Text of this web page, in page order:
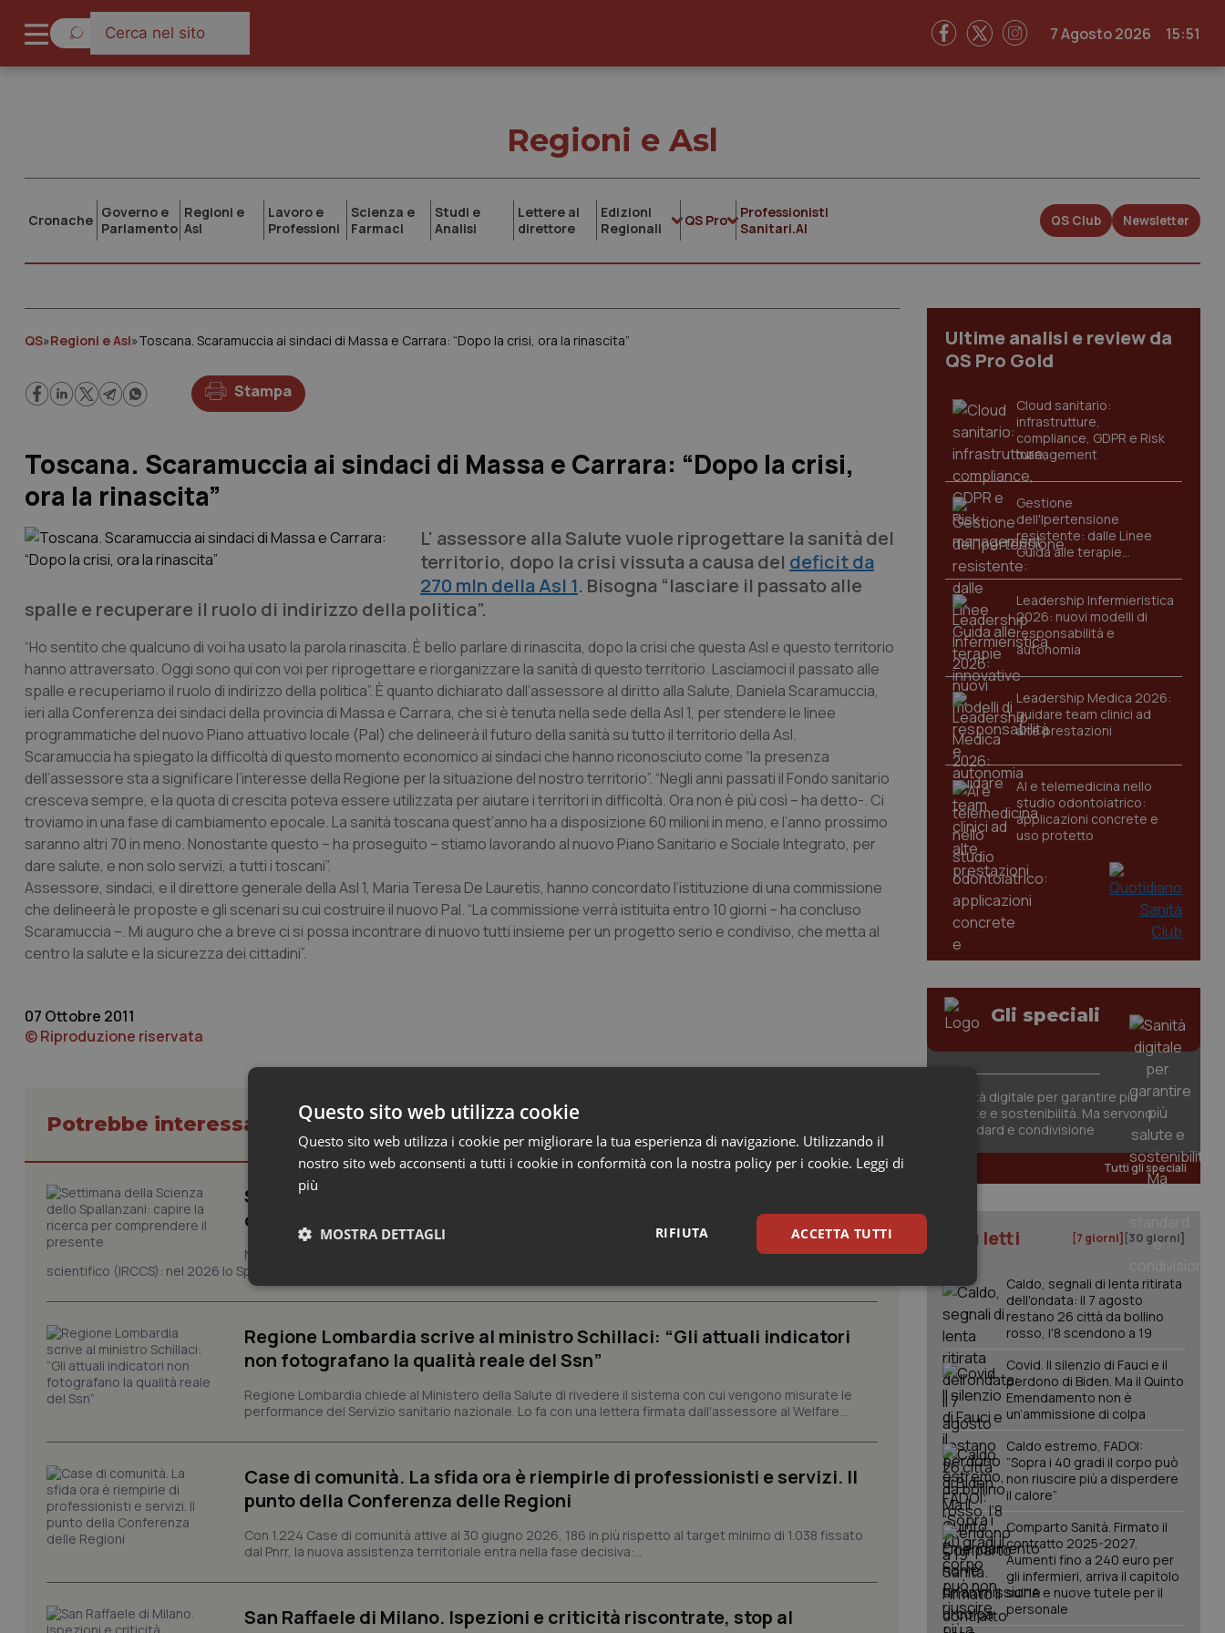
7 Agosto 2026 15:51
Regioni e Asl
Cronache Governo e
Parlamento
Regioni e
Asl
Lavoro e
Professioni
Scienza e
Farmaci
Studi e
Analisi
Lettere al
direttore
Edizioni
Regionali
QS Pro
Professionisti
Sanitari.AI
QS Club Newsletter
QS»Regioni e Asl»Toscana. Scaramuccia ai sindaci di Massa e Carrara: “Dopo la crisi, ora la rinascita”
Stampa
Toscana. Scaramuccia ai sindaci di Massa e Carrara: “Dopo la crisi,
ora la rinascita”
L' assessore alla Salute vuole riprogettare la sanità del
territorio, dopo la crisi vissuta a causa del deficit da
270 mln della Asl 1. Bisogna “lasciare il passato alle
spalle e recuperare il ruolo di indirizzo della politica”.
“Ho sentito che qualcuno di voi ha usato la parola rinascita. È bello parlare di rinascita, dopo la crisi che questa Asl e questo territorio
hanno attraversato. Oggi sono qui con voi per riprogettare e riorganizzare la sanità di questo territorio. Lasciamoci il passato alle
spalle e recuperiamo il ruolo di indirizzo della politica”. È quanto dichiarato dall’assessore al diritto alla Salute, Daniela Scaramuccia,
ieri alla Conferenza dei sindaci della provincia di Massa e Carrara, che si è tenuta nella sede della Asl 1, per stendere le linee
programmatiche del nuovo Piano attuativo locale (Pal) che delineerà il futuro della sanità su tutto il territorio della Asl.
Scaramuccia ha spiegato la difficoltà di questo momento economico ai sindaci che hanno riconosciuto come “la presenza
dell’assessore sta a significare l’interesse della Regione per la situazione del nostro territorio”. “Negli anni passati il Fondo sanitario
cresceva sempre, e la quota di crescita poteva essere utilizzata per aiutare i territori in difficoltà. Ora non è più così – ha detto-. Ci
troviamo in una fase di cambiamento epocale. La sanità toscana quest’anno ha a disposizione 60 milioni in meno, e l’anno prossimo
saranno altri 70 in meno. Nonostante questo – ha proseguito – stiamo lavorando al nuovo Piano Sanitario e Sociale Integrato, per
dare salute, e non solo servizi, a tutti i toscani”.
Assessore, sindaci, e il direttore generale della Asl 1, Maria Teresa De Lauretis, hanno concordato l’istituzione di una commissione
che delineerà le proposte e gli scenari su cui costruire il nuovo Pal. “La commissione verrà istituita entro 10 giorni – ha concluso
Scaramuccia –. Mi auguro che a breve ci si possa incontrare di nuovo tutti insieme per un progetto serio e condiviso, che metta al
centro la salute e la sicurezza dei cittadini”.
07 Ottobre 2011
© Riproduzione riservata
Potrebbe interessarti in Regioni e Asl
Settimana della Scienza dello Spallanzani: capire la ricerca per
comprendere il presente
Novant'anni dalla fondazione e trent'anni dal riconoscimento come Istituto di ricovero e cura a carattere
scientifico (IRCCS): nel 2026 lo Spallanzani celebra due ricorrenze che rappresentano l'occasione per riflettere sul...
Regione Lombardia scrive al ministro Schillaci: “Gli attuali indicatori
non fotografano la qualità reale del Ssn”
Regione Lombardia chiede al Ministero della Salute di rivedere il sistema con cui vengono misurate le
performance del Servizio sanitario nazionale. Lo fa con una lettera firmata dall'assessore al Welfare...
Case di comunità. La sfida ora è riempirle di professionisti e servizi. Il
punto della Conferenza delle Regioni
Con 1.224 Case di comunità attive al 30 giugno 2026, 186 in più rispetto al target minimo di 1.038 fissato
dal Pnrr, la nuova assistenza territoriale entra nella fase decisiva:...
San Raffaele di Milano. Ispezioni e criticità riscontrate, stop al
Ultime analisi e review da
QS Pro Gold
Cloud sanitario:
infrastrutture,
compliance, GDPR e Risk
management
Gestione
dell'Ipertensione
resistente: dalle Linee
Guida alle terapie
innovative
Leadership Infermieristica
2026: nuovi modelli di
responsabilità e
autonomia
Leadership Medica 2026:
guidare team clinici ad
alte prestazioni
AI e telemedicina nello
studio odontoiatrico:
applicazioni concrete e
uso protetto
Gli speciali
Sanità digitale per garantire più
salute e sostenibilità. Ma servono
standard e condivisione
Tutti gli speciali
I più letti [7 giorni] [30 giorni]
Caldo, segnali di lenta ritirata
dell'ondata: il 7 agosto
restano 26 città da bollino
rosso, l'8 scendono a 19
Covid. Il silenzio di Fauci e il
perdono di Biden. Ma il Quinto
Emendamento non è
un’ammissione di colpa
Caldo estremo, FADOI:
“Sopra i 40 gradi il corpo può
non riuscire più a disperdere
il calore”
Comparto Sanità. Firmato il
contratto 2025-2027.
Aumenti fino a 240 euro per
gli infermieri, arriva il capitolo
sull'IA e nuove tutele per il
personale
Questo sito web utilizza cookie
Questo sito web utilizza i cookie per migliorare la tua esperienza di navigazione. Utilizzando il
nostro sito web acconsenti a tutti i cookie in conformità con la nostra policy per i cookie. Leggi di
più
ACCETTA TUTTI
RIFIUTA
MOSTRA DETTAGLI
Necessari Statistici Marketing
Necessari Statistici Marketing
Nome
Fornitore Dominio Scadenza
.youtube.com
settimane
scelte di consenso e privacy dell'utente per la loro
interazione con il sito. Registra i dati sul consenso
preferenze siano onorate nelle sessioni future.
CookieScriptConsent
CookieScript
www.quotidianosanita.it
5 mesi 3
settimane
Questo cookie viene utilizzato dal servizio Cookie-
Script.com per ricordare le preferenze di consenso